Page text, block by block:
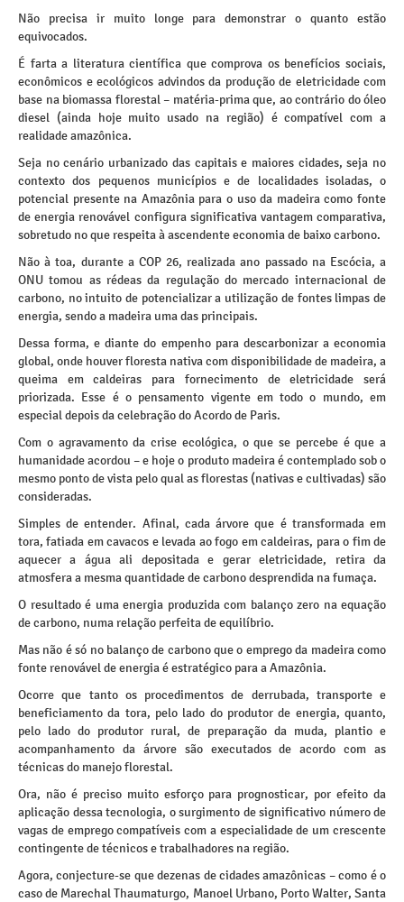
Não precisa ir muito longe para demonstrar o quanto estão
equivocados.
É farta a literatura científica que comprova os benefícios sociais,
econômicos e ecológicos advindos da produção de eletricidade com
base na biomassa florestal – matéria-prima que, ao contrário do óleo
diesel (ainda hoje muito usado na região) é compatível com a
realidade amazônica.
Seja no cenário urbanizado das capitais e maiores cidades, seja no
contexto dos pequenos municípios e de localidades isoladas, o
potencial presente na Amazônia para o uso da madeira como fonte
de energia renovável configura significativa vantagem comparativa,
sobretudo no que respeita à ascendente economia de baixo carbono.
Não à toa, durante a COP 26, realizada ano passado na Escócia, a
ONU tomou as rédeas da regulação do mercado internacional de
carbono, no intuito de potencializar a utilização de fontes limpas de
energia, sendo a madeira uma das principais.
Dessa forma, e diante do empenho para descarbonizar a economia
global, onde houver floresta nativa com disponibilidade de madeira, a
queima em caldeiras para fornecimento de eletricidade será
priorizada. Esse é o pensamento vigente em todo o mundo, em
especial depois da celebração do Acordo de Paris.
Com o agravamento da crise ecológica, o que se percebe é que a
humanidade acordou – e hoje o produto madeira é contemplado sob o
mesmo ponto de vista pelo qual as florestas (nativas e cultivadas) são
consideradas.
Simples de entender. Afinal, cada árvore que é transformada em
tora, fatiada em cavacos e levada ao fogo em caldeiras, para o fim de
aquecer a água ali depositada e gerar eletricidade, retira da
atmosfera a mesma quantidade de carbono desprendida na fumaça.
O resultado é uma energia produzida com balanço zero na equação
de carbono, numa relação perfeita de equilíbrio.
Mas não é só no balanço de carbono que o emprego da madeira como
fonte renovável de energia é estratégico para a Amazônia.
Ocorre que tanto os procedimentos de derrubada, transporte e
beneficiamento da tora, pelo lado do produtor de energia, quanto,
pelo lado do produtor rural, de preparação da muda, plantio e
acompanhamento da árvore são executados de acordo com as
técnicas do manejo florestal.
Ora, não é preciso muito esforço para prognosticar, por efeito da
aplicação dessa tecnologia, o surgimento de significativo número de
vagas de emprego compatíveis com a especialidade de um crescente
contingente de técnicos e trabalhadores na região.
Agora, conjecture-se que dezenas de cidades amazônicas – como é o
caso de Marechal Thaumaturgo, Manoel Urbano, Porto Walter, Santa